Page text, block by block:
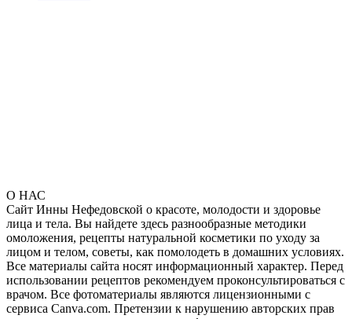
О НАС
Сайт Инны Нефедовской о красоте, молодости и здоровье
лица и тела. Вы найдете здесь разнообразные методики
омоложения, рецепты натуральной косметики по уходу за
лицом и телом, советы, как помолодеть в домашних условиях.
Все материалы сайта носят информационный характер. Перед
использовании рецептов рекомендуем проконсультироваться с
врачом. Все фотоматериалы являются лицензионными с
сервиса Canva.com. Претензии к нарушению авторских прав